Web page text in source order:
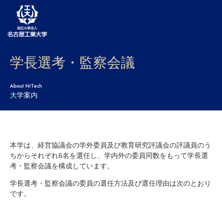
大学案内
学部・大学院・センター
研究・産学官連携
社会連携
国際交流
学長選考・監察会議
About NITech
大学案内
本学は、経営協議会の学外委員及び教育研究評議会の評議員のう
ちからそれぞれ6名を選任し、学内外の委員同数をもって学長選
考・監察会議を構成しています。
学長選考・監察会議の委員の選任方法及び選任理由は次のとおり
です。